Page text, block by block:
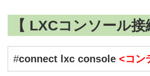
【 LXCコンソール接
#connect lxc console <コン